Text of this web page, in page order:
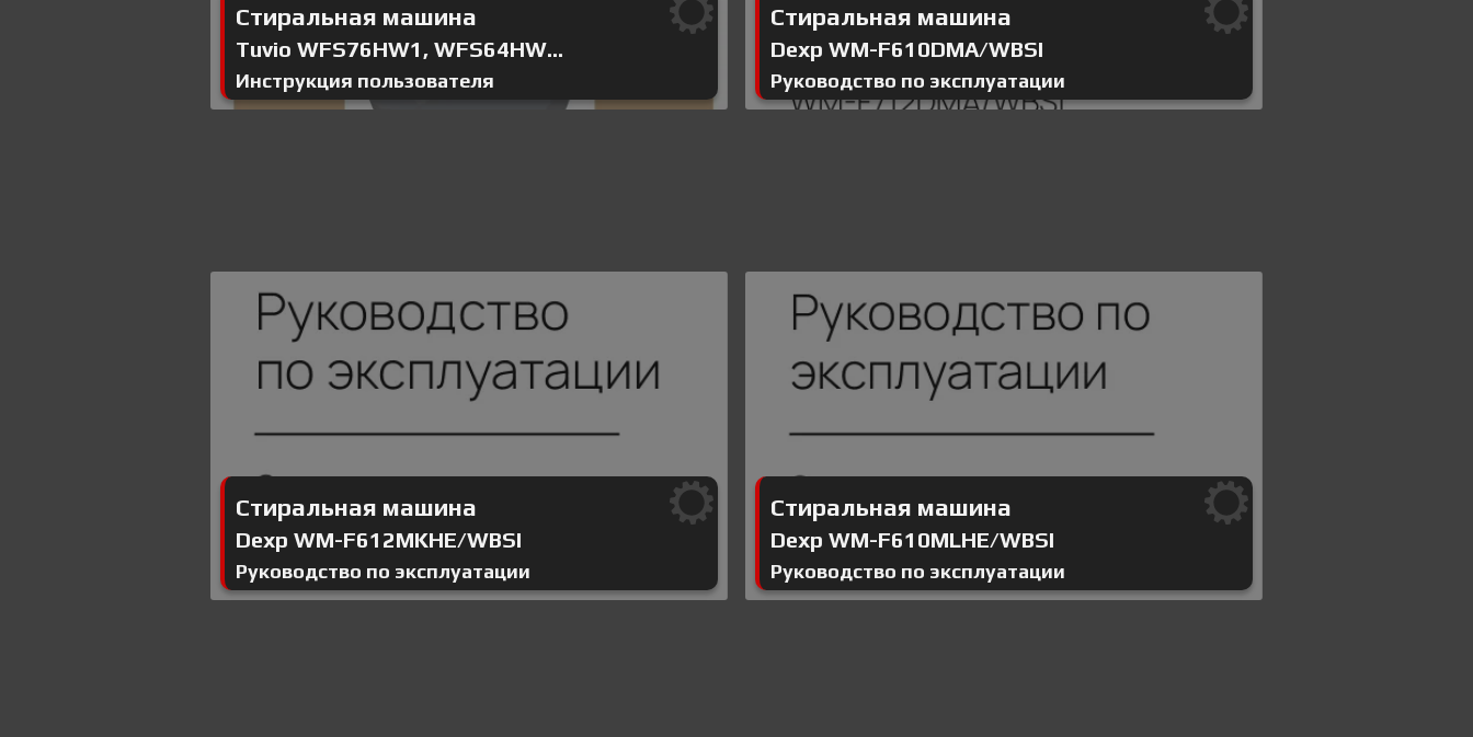
Стиральная машина
Tuvio WFS76HW1, WFS64HW...
Инструкция пользователя
Стиральная машина
Dexp WM-F610DMA/WBSI
Руководство по эксплуатации
Стиральная машина
Dexp WM-F612MKHE/WBSI
Руководство по эксплуатации
Стиральная машина
Dexp WM-F610MLHE/WBSI
Руководство по эксплуатации